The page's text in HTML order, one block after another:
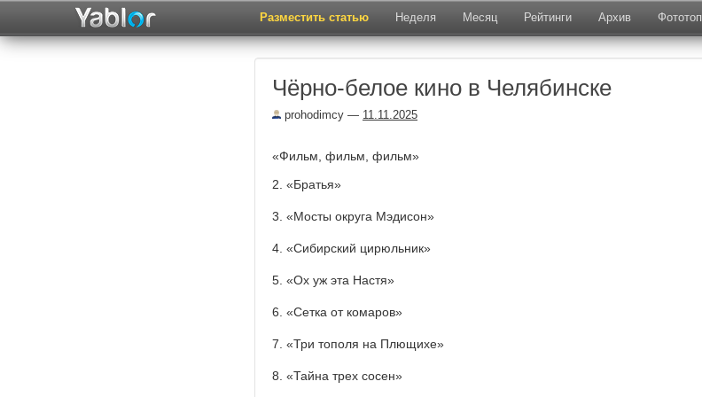
Разместить статью Неделя Месяц Рейтинги Архив Фототоп
Чёрно-белое кино в Челябинске
prohodimcy — 11.11.2025
«Фильм, фильм, фильм»
2. «Братья»
3. «Мосты округа Мэдисон»
4. «Сибирский цирюльник»
5. «Ох уж эта Настя»
6. «Сетка от комаров»
7. «Три тополя на Плющихе»
8. «Тайна трех сосен»